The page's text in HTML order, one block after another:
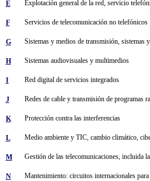
E Explotación general de la red, servicio
F Servicios de telecomunicación no telefónicos
G Sistemas y medios de transmisión, sistemas
H Sistemas audiovisuales y multimedios
I Red digital de servicios integrados
J Redes de cable y transmisión de programas
K Protección contra las interferencias
L Medio ambiente y TIC, cambio climático,
M Gestión de las telecomunicaciones, incluida
N Mantenimiento: circuitos internacionales